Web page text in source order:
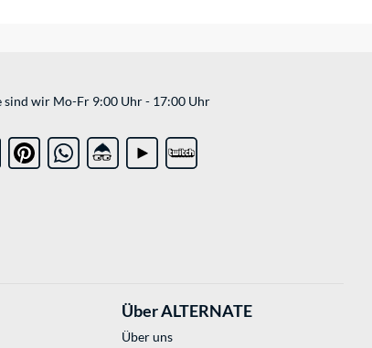
sind wir Mo-Fr 9:00 Uhr - 17:00 Uhr
Über ALTERNATE
Über uns